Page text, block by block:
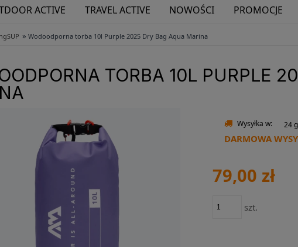
ACTIVE TRAVEL ACTIVE NOWOŚCI PROMOCJE
SHOWROOM: ODWIEDŹ NAS NA ŚLĄSKU!
» Wodoodporna torba 10l Purple 2025 Dry Bag Aqua Marina
TORBA 10L PURPLE
Wysyłka w: 24
DARMOWA
79,00 zł
szt.